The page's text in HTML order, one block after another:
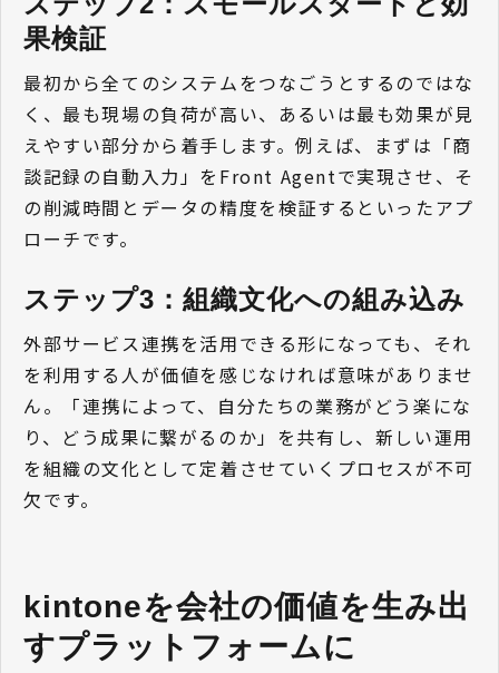
果検証
最初から全てのシステムをつなごうとするのではな
く、最も現場の負荷が高い、あるいは最も効果が見
えやすい部分から着手します。例えば、まずは「商
談記録の自動入力」をFront Agentで実現させ、そ
の削減時間とデータの精度を検証するといったアプ
ローチです。
ステップ3：組織文化への組み込み
外部サービス連携を活用できる形になっても、それ
を利用する人が価値を感じなければ意味がありませ
ん。「連携によって、自分たちの業務がどう楽にな
り、どう成果に繋がるのか」を共有し、新しい運用
を組織の文化として定着させていくプロセスが不可
欠です。
kintoneを会社の価値を生み出
すプラットフォームに